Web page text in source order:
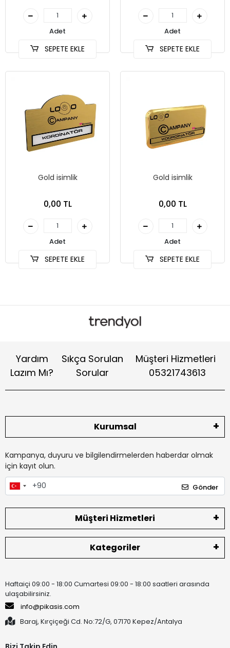
Adet
SEPETE EKLE
Adet
SEPETE EKLE
Gold isimlik
0,00 TL
Adet
SEPETE EKLE
Gold isimlik
0,00 TL
Adet
SEPETE EKLE
Yardım
Lazım Mı?
Sıkça Sorulan
Sorular
Müşteri Hizmetleri
05321743613
Kurumsal
Kampanya, duyuru ve bilgilendirmelerden haberdar olmak
için kayıt olun.
Gönder
Müşteri Hizmetleri
Kategoriler
Haftaiçi 09:00 - 18:00 Cumartesi 09:00 - 18:00 saatleri arasında
ulaşabilirsiniz.
info@pikasis.com
Baraj, Kırçiçeği Cd. No:72/G, 07170 Kepez/Antalya